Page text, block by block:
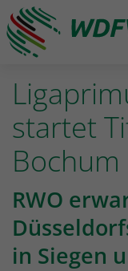
startet
Bochum
RWO
in Siegen